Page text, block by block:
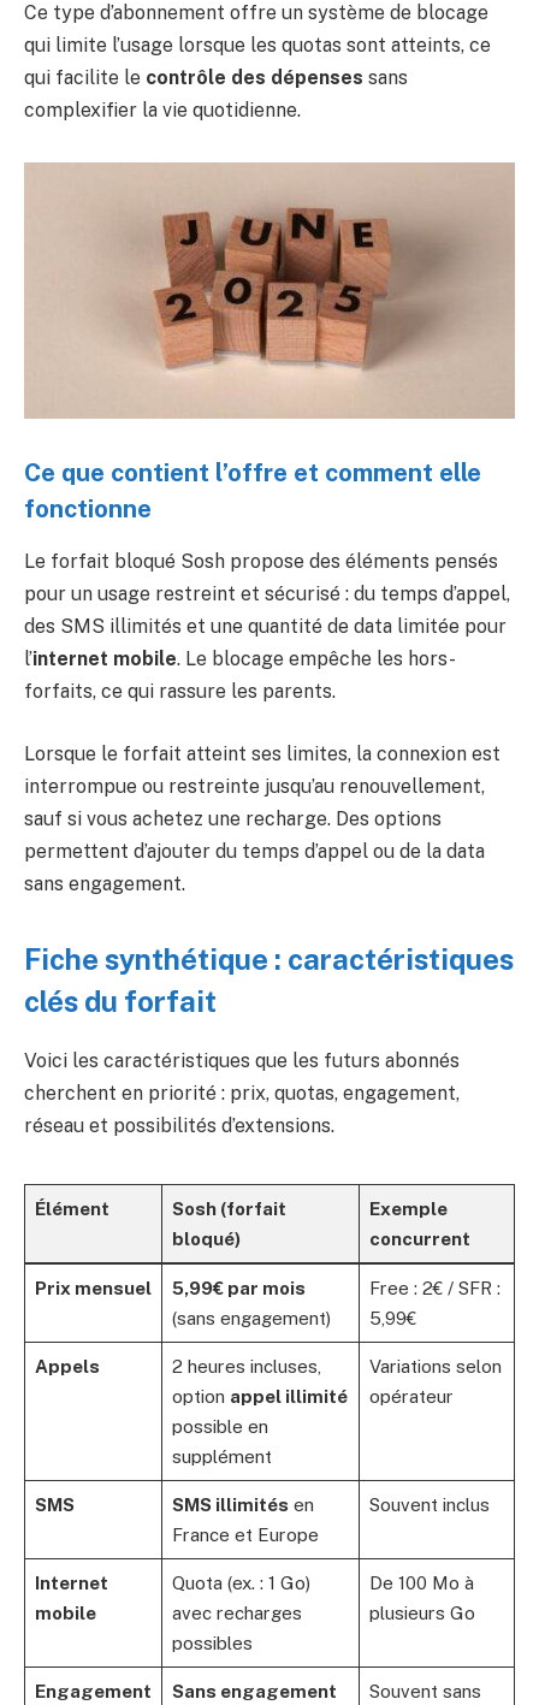
Ce type d’abonnement offre un système de blocage
qui limite l’usage lorsque les quotas sont atteints, ce
qui facilite le contrôle des dépenses sans
complexifier la vie quotidienne.
Ce que contient l’offre et comment elle
fonctionne
Le forfait bloqué Sosh propose des éléments pensés
pour un usage restreint et sécurisé : du temps d’appel,
des SMS illimités et une quantité de data limitée pour
l’internet mobile. Le blocage empêche les hors-
forfaits, ce qui rassure les parents.
Lorsque le forfait atteint ses limites, la connexion est
interrompue ou restreinte jusqu’au renouvellement,
sauf si vous achetez une recharge. Des options
permettent d’ajouter du temps d’appel ou de la data
sans engagement.
Fiche synthétique : caractéristiques
clés du forfait
Voici les caractéristiques que les futurs abonnés
cherchent en priorité : prix, quotas, engagement,
réseau et possibilités d’extensions.
Élément
Sosh (forfait
bloqué)
Exemple
concurrent
Prix mensuel
5,99€ par mois
(sans engagement)
Free : 2€ / SFR :
5,99€
Appels
2 heures incluses,
option appel illimité
possible en
supplément
Variations selon
opérateur
SMS SMS illimités en
France et Europe
Souvent inclus
Internet
mobile
Quota (ex. : 1 Go)
avec recharges
possibles
De 100 Mo à
plusieurs Go
Engagement Sans engagement Souvent sans